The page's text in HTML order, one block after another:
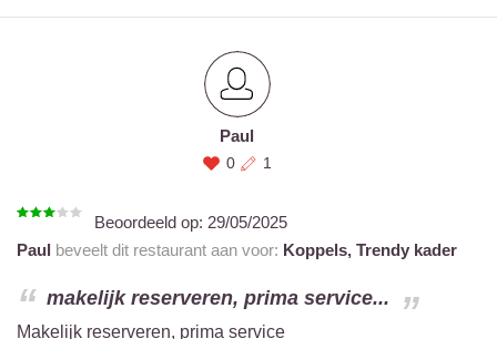
Paul
0 1
Beoordeeld op: 29/05/2025
Paul beveelt dit restaurant aan voor: Koppels, Trendy kader
makelijk reserveren, prima service...
Makelijk reserveren, prima service